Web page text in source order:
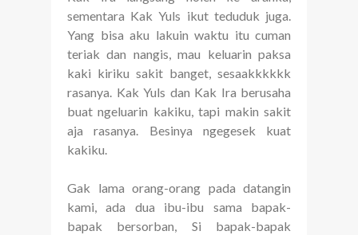
sementara Kak Yuls ikut teduduk juga.
Yang bisa aku lakuin waktu itu cuman
teriak dan nangis, mau keluarin paksa
kaki kiriku sakit banget, sesaakkkkkk
rasanya. Kak Yuls dan Kak Ira berusaha
buat ngeluarin kakiku, tapi makin sakit
aja rasanya. Besinya ngegesek kuat
kakiku.
Gak lama orang-orang pada datangin
kami, ada dua ibu-ibu sama bapak-
bapak bersorban, Si bapak-bapak